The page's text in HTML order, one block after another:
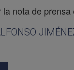
la nota de